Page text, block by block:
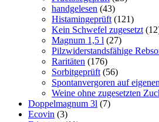
handgelesen (43)
Histamingeprüft (121)
Kein Schwefel zugesetzt
Magnum 1,5 l (27)
Pilzwiderstandsfähige
Raritäten (176)
Sorbitgeprüft (56)
Spontanvergoren auf
Weine ohne zugesetzten
Doppelmagnum 3l (7)
Ecovin (3)